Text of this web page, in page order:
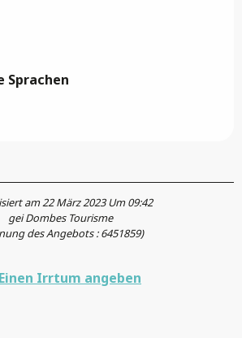
Sprachen
Sprachen
am 22 März 2023 Um 09:42
gei Dombes Tourisme
des Angebots :6451859)
Einen Irrtum angeben